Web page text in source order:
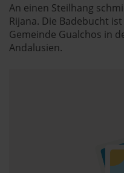
An einen Steilhang
Rijana. Die Badebucht
Gemeinde Gualchos in
Andalusien.